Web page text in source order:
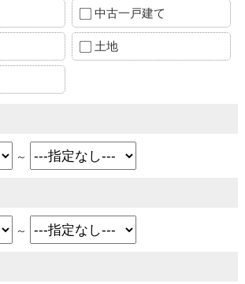
中古一戸建て
土地
～
～